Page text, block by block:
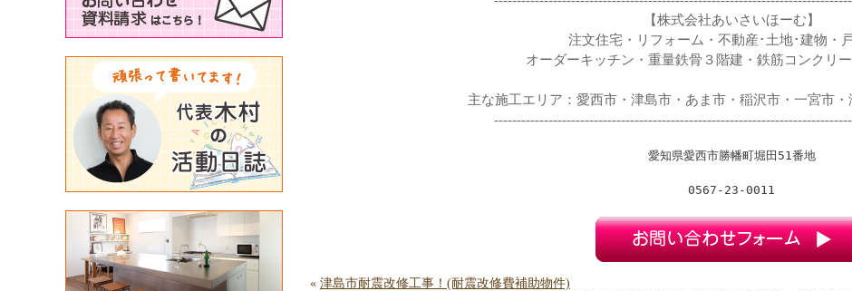
【株式会社あいさいほーむ】
注文住宅・リフォーム・不動産･土地･建物・
オーダーキッチン・重量鉄骨３階建・鉄筋コンクリー
主な施工エリア：愛西市・津島市・あま市・稲沢市・一宮市
愛知県愛西市勝幡町堀田51番地
0567-23-0011
« 津島市耐震改修工事！(耐震改修費補助物件)